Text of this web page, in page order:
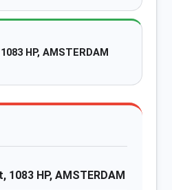
HP, AMSTERDAM
HP, AMSTERDAM